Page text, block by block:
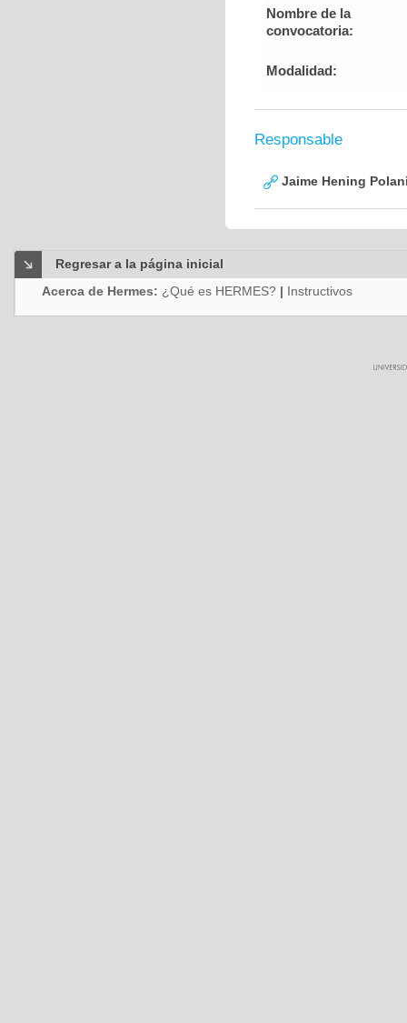
Nombre de la
convocatoria:
Modalidad:
Responsable
Jaime Hening
Regresar a la página inicial
Acerca de Hermes: ¿Qué es HERMES? | Instructivos